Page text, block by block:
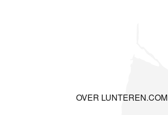
OVER LUNTEREN.COM